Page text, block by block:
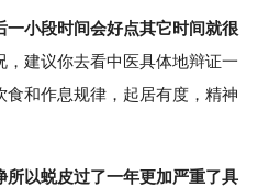
一小段时间会好点其它时间就很
建议你去看中医具体地辩证一
和作息规律，起居有度，精神
所以蜕皮过了一年更加严重了具